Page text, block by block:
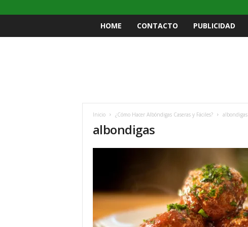
HOME CONTACTO PUBLICIDAD
Inicio ¿Cómo Hacer Albóndigas Caseras y Fáciles? albondigas
albondigas